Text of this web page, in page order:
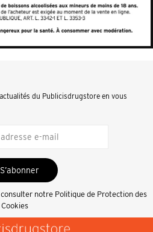
du Publicisdrugstore en vous
S’abonner
notre Politique de Protection des